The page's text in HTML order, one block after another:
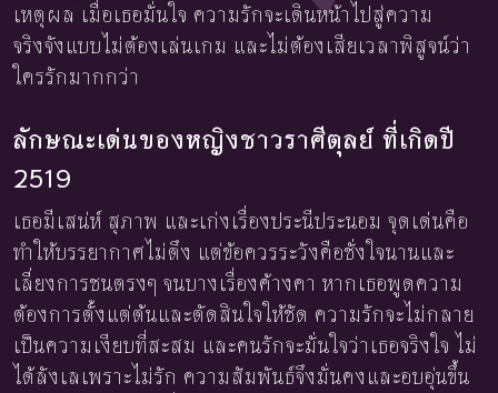
เหตุผล เมื่อเธอมั่นใจ ความรักจะเดินหน้าไปสู่ความ
จริงจังแบบไม่ต้องเล่นเกม และไม่ต้องเสียเวลาพิสูจน์ว่า
ใครรักมากกว่า
ลักษณะเด่นของหญิงชาวราศีตุลย์ ที่เกิดปี
2519
เธอมีเสน่ห์ สุภาพ และเก่งเรื่องประนีประนอม จุดเด่นคือ
ทำให้บรรยากาศไม่ตึง แต่ข้อควรระวังคือชั่งใจนานและ
เลี่ยงการชนตรงๆ จนบางเรื่องค้างคา หากเธอพูดความ
ต้องการตั้งแต่ต้นและตัดสินใจให้ชัด ความรักจะไม่กลาย
เป็นความเงียบที่สะสม และคนรักจะมั่นใจว่าเธอจริงใจ ไม่
ได้ลังเลเพราะไม่รัก ความสัมพันธ์จึงมั่นคงและอบอุ่นขึ้น